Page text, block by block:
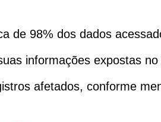
de 98% dos dados
informações expostas
afetados, conforme